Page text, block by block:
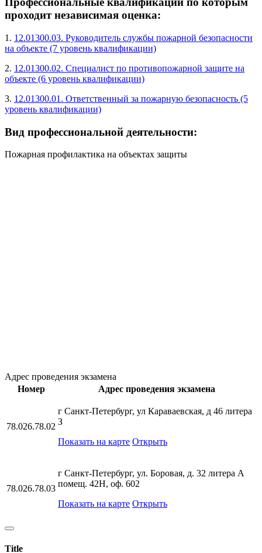
проходит независимая оценка:
1. 12.01300.03. Руководитель службы пожарной безопасности
на объекте (7 уровень квалификации)
2. 12.01300.02. Специалист по противопожарной защите на
объекте (6 уровень квалификации)
3. 12.01300.01. Ответственный за пожарную безопасность (5
уровень квалификации)
Вид профессиональной деятельности:
Пожарная профилактика на объектах защиты
Адрес проведения экзамена
Номер
Адрес проведения экзамена
78.026.78.02
г Санкт-Петербург, ул Караваевская, д 46 литера
З
Показать на карте Открыть
78.026.78.03
г Санкт-Петербург, ул. Боровая, д. 32 литера А
помещ. 42Н, оф. 602
Показать на карте Открыть
Title